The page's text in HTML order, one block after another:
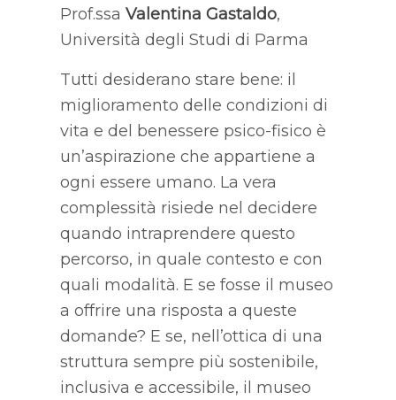
Prof.ssa Valentina Gastaldo,
Università degli Studi di Parma
Tutti desiderano stare bene: il
miglioramento delle condizioni di
vita e del benessere psico-fisico è
un’aspirazione che appartiene a
ogni essere umano. La vera
complessità risiede nel decidere
quando intraprendere questo
percorso, in quale contesto e con
quali modalità. E se fosse il museo
a offrire una risposta a queste
domande? E se, nell’ottica di una
struttura sempre più sostenibile,
inclusiva e accessibile, il museo